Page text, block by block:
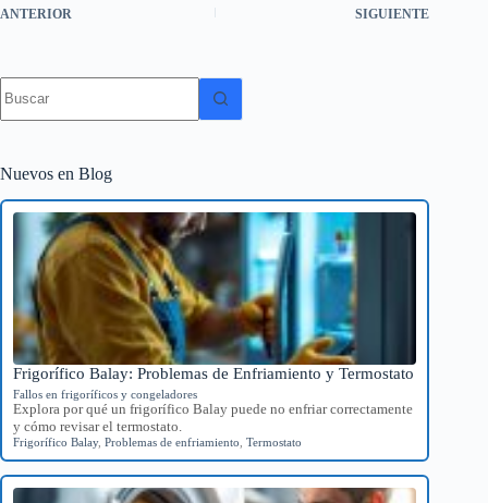
ANTERIOR SIGUIENTE
resultados
Nuevos en Blog
Frigorífico Balay: Problemas de Enfriamiento y Termostato
Fallos en frigoríficos y congeladores
Explora por qué un frigorífico Balay puede no enfriar correctamente
y cómo revisar el termostato.
Frigorífico Balay, Problemas de enfriamiento Termostato